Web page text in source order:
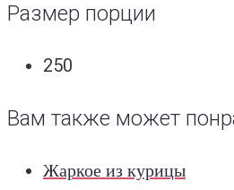
Размер порции
250
Вам также может
Жаркое из курицы